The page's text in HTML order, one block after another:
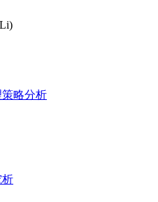
略分析
析